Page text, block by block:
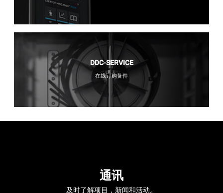
DDC-SERVICE
在线订购备件
通讯
及时了解项目，新闻和活动。